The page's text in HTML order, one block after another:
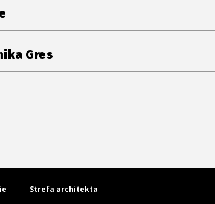
Gres
Strefa architekta